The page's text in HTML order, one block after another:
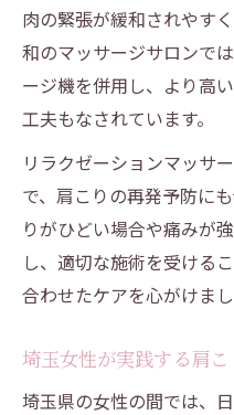
肉の緊張が緩和されやす
和のマッサージサロンで
ージ機を併用し、より高
工夫もなされています。
リラクゼーションマッサ
で、肩こりの再発予防に
りがひどい場合や痛みが
し、適切な施術を受ける
合わせたケアを心がけまし
埼玉女性が実践する肩
埼玉県の女性の間では、